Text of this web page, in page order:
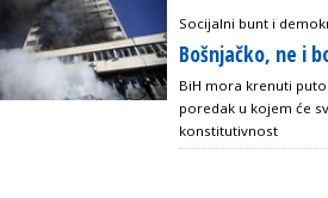
Socijalni bunt i
Bošnjačko, ne i
BiH mora krenuti
poredak u kojem će
konstitutivnost